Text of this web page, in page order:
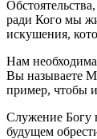
ради Кого мы
искушения,
Нам
Вы называете
пример, чтобы
Служение Богу
будущем